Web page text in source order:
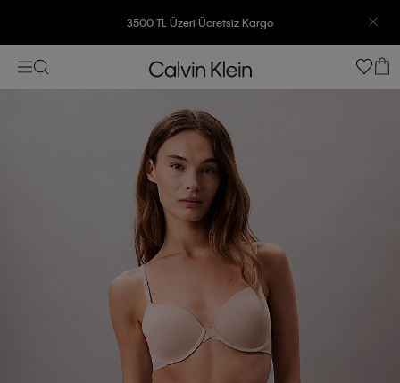
3500 TL Üzeri Ücretsiz Kargo
7500 TL Ve Üzeri Alışverişlerinizde 6 Taksit İmkanı